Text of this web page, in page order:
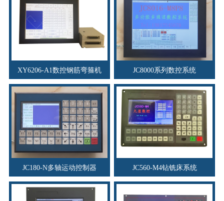
s
XY6206-A1数控钢筋弯箍机 JC8000系列数控系统
JC180-N多轴运动控制器 JC560-M4钻铣床系统